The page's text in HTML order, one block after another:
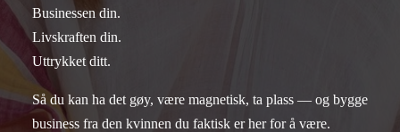
Businessen din.
Livskraften din.
Uttrykket ditt.
Så du kan ha det gøy, være magnetisk, ta plass — og bygge
business fra den kvinnen du faktisk er her for å være.